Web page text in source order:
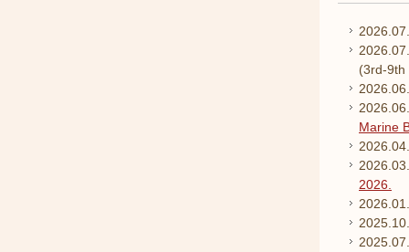
(3rd-9th
Marine
2026.